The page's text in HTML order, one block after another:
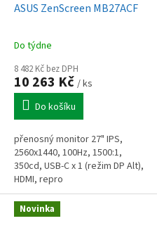
ASUS ZenScreen MB27ACF
Do týdne
8 482 Kč bez DPH
10 263 Kč / ks
Do košíku
přenosný monitor 27" IPS,
2560x1440, 100Hz, 1500:1,
350cd, USB-C x 1 (režim DP Alt),
HDMI, repro
Novinka